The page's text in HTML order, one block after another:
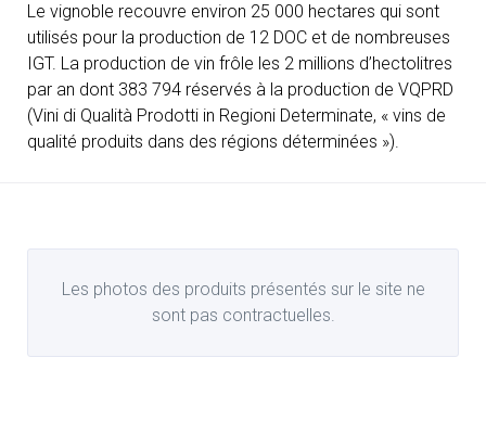
Le vignoble recouvre environ 25 000 hectares qui sont
utilisés pour la production de 12 DOC et de nombreuses
IGT. La production de vin frôle les 2 millions d’hectolitres
par an dont 383 794 réservés à la production de VQPRD
(Vini di Qualità Prodotti in Regioni Determinate, « vins de
qualité produits dans des régions déterminées »).
Les photos des produits présentés sur le site ne
sont pas contractuelles.